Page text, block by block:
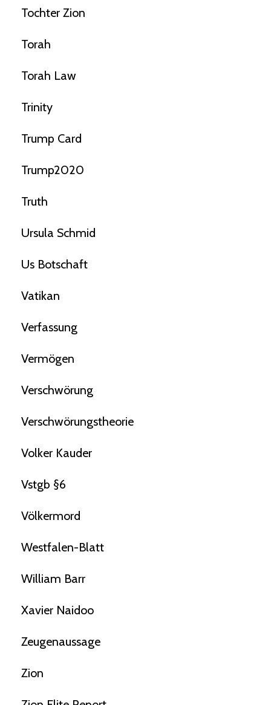
Tochter Zion
Torah
Torah Law
Trinity
Trump Card
Trump2020
Truth
Ursula Schmid
Us Botschaft
Vatikan
Verfassung
Vermögen
Verschwörung
Verschwörungstheorie
Volker Kauder
Vstgb §6
Völkermord
Westfalen-Blatt
William Barr
Xavier Naidoo
Zeugenaussage
Zion